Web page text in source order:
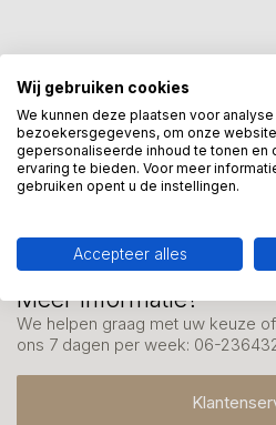
Meer informatie?
We helpen graag met uw keuze
ons 7 dagen per week: 06-
Mis onze nieuwsbrief
Schrijf je in en ontvang onze
Wij gebruiken cookies
We kunnen deze plaatsen voor
bezoekersgegevens, om onze
gepersonaliseerde inhoud te tonen
ervaring te bieden. Voor meer
gebruiken opent u de instellingen.
Accepteer alles